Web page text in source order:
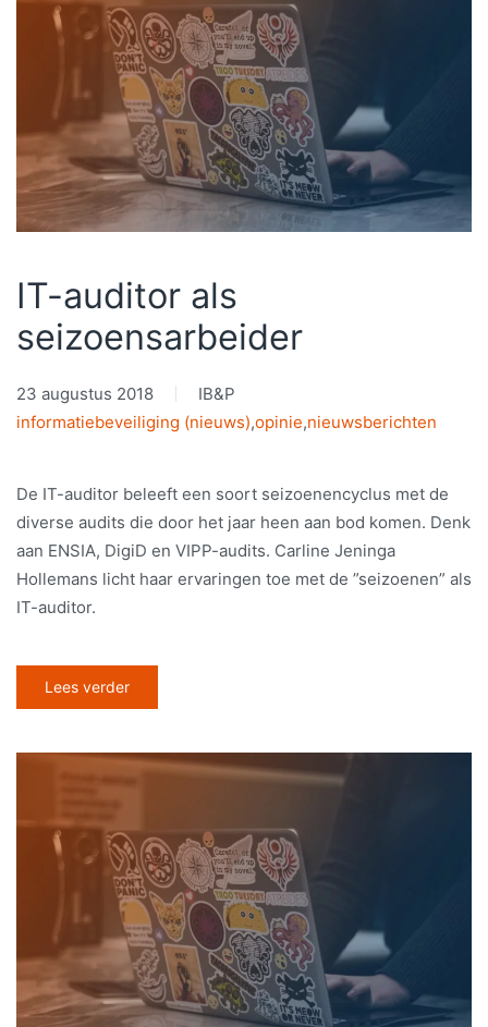
IT-auditor als
seizoensarbeider
23 augustus 2018
IB&P
informatiebeveiliging (nieuws),opinie,nieuwsberichten
De IT-auditor beleeft een soort seizoenencyclus met de
diverse audits die door het jaar heen aan bod komen. Denk
aan ENSIA, DigiD en VIPP-audits. Carline Jeninga
Hollemans licht haar ervaringen toe met de ”seizoenen” als
IT-auditor.
Lees verder